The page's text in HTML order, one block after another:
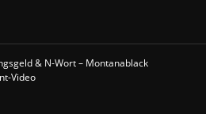
& N-Wort – Montanablack
Video